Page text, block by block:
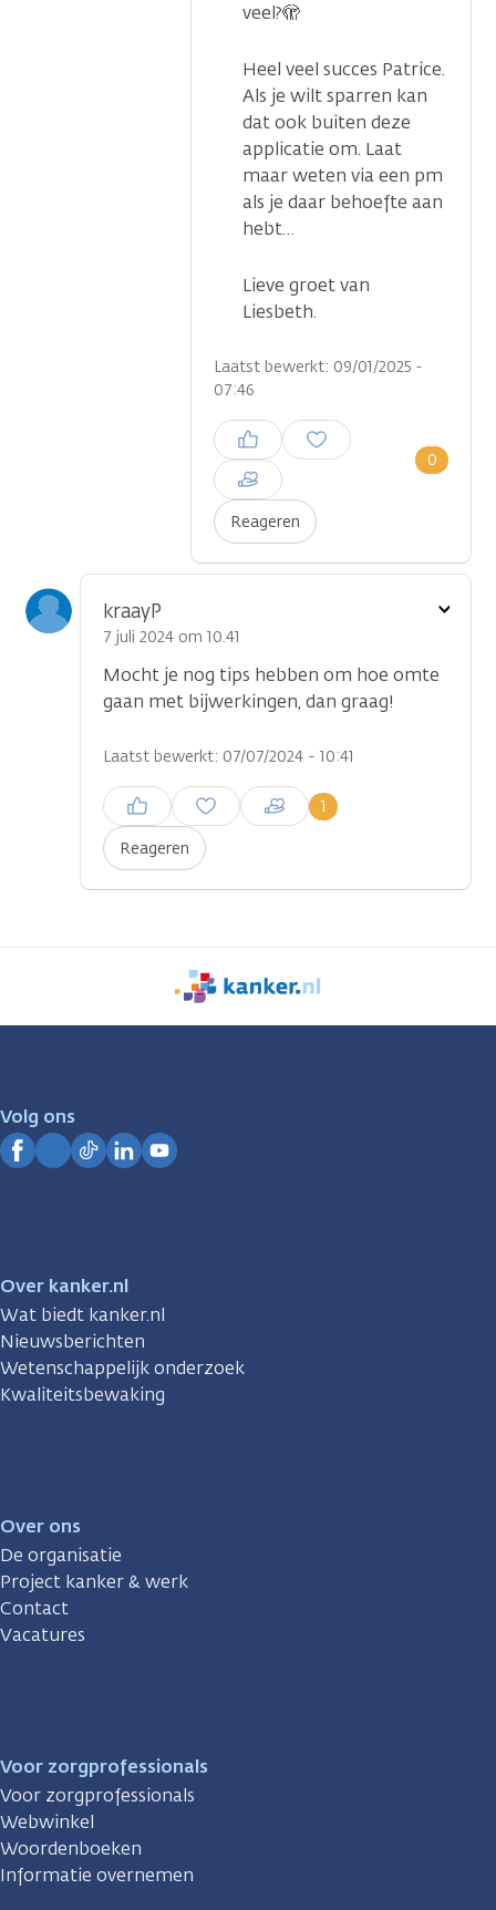
veel?🫣
Heel veel succes Patrice.
Als je wilt sparren kan
dat ook buiten deze
applicatie om. Laat
maar weten via een pm
als je daar behoefte aan
hebt…
Lieve groet van
Liesbeth.
Laatst bewerkt: 09/01/2025 -
07:46
Reageren
0
Inloggen om een reactie te
plaatsen
kraayP
7 juli 2024 om 10.41
Mocht je nog tips hebben om hoe omte
gaan met bijwerkingen, dan graag!
Laatst bewerkt: 07/07/2024 - 10:41
Reageren
1
Inloggen om een reactie te
plaatsen
Toon
We
zijn
Volg ons
Over kanker.nl
Wat biedt kanker.nl
Nieuwsberichten
Wetenschappelijk onderzoek
Kwaliteitsbewaking
Over ons
De organisatie
Project kanker & werk
Contact
Vacatures
Voor zorgprofessionals
Voor zorgprofessionals
Webwinkel
Woordenboeken
Informatie overnemen